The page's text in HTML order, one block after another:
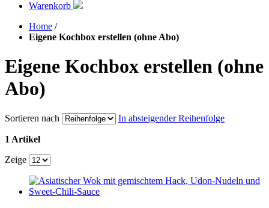
Warenkorb
Home /
Eigene Kochbox erstellen (ohne Abo)
Eigene Kochbox erstellen (ohne
Abo)
Sortieren nach In absteigender Reihenfolge
1 Artikel
Zeige